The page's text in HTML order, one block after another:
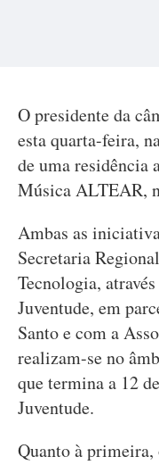
O presidente da
esta quarta-feira,
de uma residência
Música ALTEAR,
Ambas as
Secretaria
Tecnologia,
Juventude, em
Santo e com a
realizam-se no
que termina a 12
Juventude.
Quanto à primeira,